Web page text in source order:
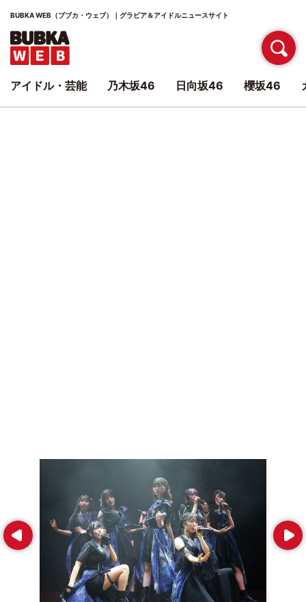
BUBKA WEB（ブブカ・ウェブ）｜グラビア＆アイドルニュースサイト
Prev Next
アイドル・芸能 乃木坂46 日向坂46 櫻坂46